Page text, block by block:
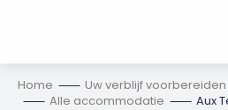
Home Uw verblijf voorbereiden
Alle accommodatie
Aux